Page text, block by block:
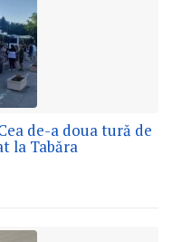
de-a doua tură de
la Tabăra